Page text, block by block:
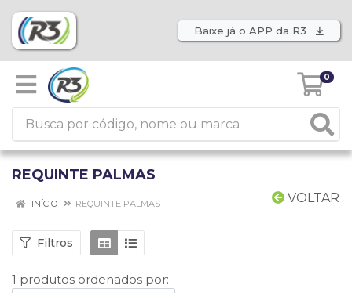
Baixe já o APP da R3
0
REQUINTE PALMAS
VOLTAR
INÍCIO REQUINTE PALMAS
Filtros
1 produtos ordenados por: